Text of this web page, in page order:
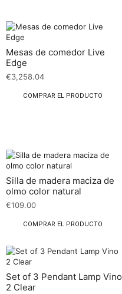
Mesas de comedor Live
Edge
€3,258.04
COMPRAR EL PRODUCTO
Silla de madera maciza de
olmo color natural
€109.00
COMPRAR EL PRODUCTO
Set of 3 Pendant Lamp Vino
2 Clear